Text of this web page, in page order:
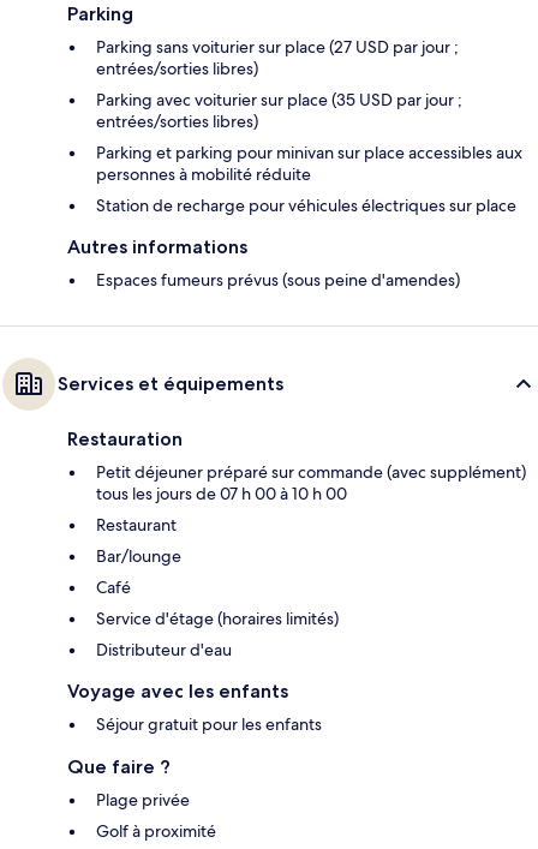
Parking
Parking sans voiturier sur place (27 USD par jour ;
entrées/sorties libres)
Parking avec voiturier sur place (35 USD par jour ;
entrées/sorties libres)
Parking et parking pour minivan sur place accessibles aux
personnes à mobilité réduite
Station de recharge pour véhicules électriques sur place
Autres informations
Espaces fumeurs prévus (sous peine d'amendes)
Services et équipements
Restauration
Petit déjeuner préparé sur commande (avec supplément)
tous les jours de 07 h 00 à 10 h 00
Restaurant
Bar/lounge
Café
Service d'étage (horaires limités)
Distributeur d'eau
Voyage avec les enfants
Séjour gratuit pour les enfants
Que faire ?
Plage privée
Golf à proximité